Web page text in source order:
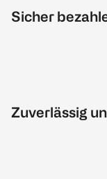
Sicher
Zuverlässig